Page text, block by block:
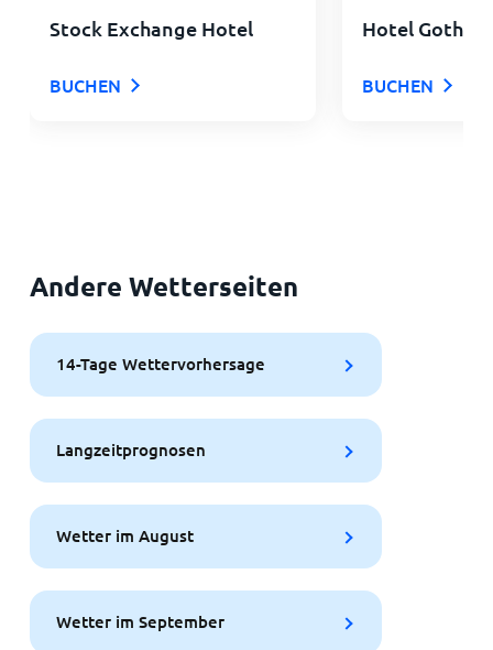
Stock Exchange Hotel
BUCHEN
Hotel Gotham
BUCHEN
Andere Wetterseiten
14-Tage Wettervorhersage
Langzeitprognosen
Wetter im August
Wetter im September